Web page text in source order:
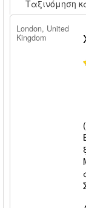
Ταξινόμηση
London, United
Kingdom
(